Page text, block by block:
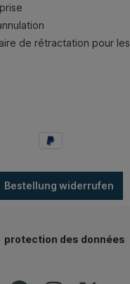
de rétractation pour les
Bestellung widerrufen
protection des données